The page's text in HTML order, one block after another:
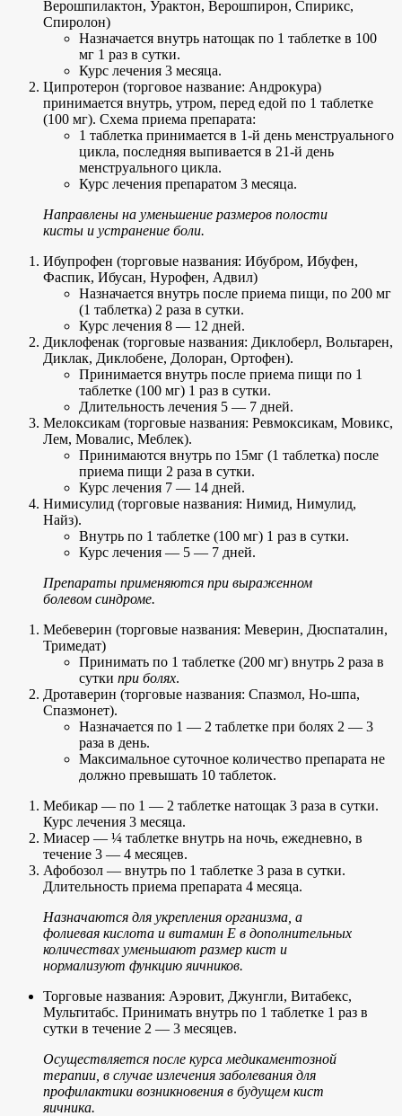
Верошпилактон, Урактон, Верошпирон, Спирикс,
Спиролон)
Назначается внутрь натощак по 1 таблетке в 100
мг 1 раз в сутки.
Курс лечения 3 месяца.
Ципротерон (торговое название: Андрокура)
принимается внутрь, утром, перед едой по 1 таблетке
(100 мг). Схема приема препарата:
1 таблетка принимается в 1-й день менструального
цикла, последняя выпивается в 21-й день
менструального цикла.
Курс лечения препаратом 3 месяца.
Направлены на уменьшение размеров полости
кисты и устранение боли.
Ибупрофен (торговые названия: Ибубром, Ибуфен,
Фаспик, Ибусан, Нурофен, Адвил)
Назначается внутрь после приема пищи, по 200 мг
(1 таблетка) 2 раза в сутки.
Курс лечения 8 — 12 дней.
Диклофенак (торговые названия: Диклоберл, Вольтарен,
Диклак, Диклобене, Долоран, Ортофен).
Принимается внутрь после приема пищи по 1
таблетке (100 мг) 1 раз в сутки.
Длительность лечения 5 — 7 дней.
Мелоксикам (торговые названия: Ревмоксикам, Мовикс,
Лем, Мовалис, Меблек).
Принимаются внутрь по 15мг (1 таблетка) после
приема пищи 2 раза в сутки.
Курс лечения 7 — 14 дней.
Нимисулид (торговые названия: Нимид, Нимулид,
Найз).
Внутрь по 1 таблетке (100 мг) 1 раз в сутки.
Курс лечения — 5 — 7 дней.
Препараты применяются при выраженном
болевом синдроме.
Мебеверин (торговые названия: Меверин, Дюспаталин,
Тримедат)
Принимать по 1 таблетке (200 мг) внутрь 2 раза в
сутки при болях.
Дротаверин (торговые названия: Спазмол, Но-шпа,
Спазмонет).
Назначается по 1 — 2 таблетке при болях 2 — 3
раза в день.
Максимальное суточное количество препарата не
должно превышать 10 таблеток.
Мебикар — по 1 — 2 таблетке натощак 3 раза в сутки.
Курс лечения 3 месяца.
Миасер — ¼ таблетке внутрь на ночь, ежедневно, в
течение 3 — 4 месяцев.
Афобозол — внутрь по 1 таблетке 3 раза в сутки.
Длительность приема препарата 4 месяца.
Назначаются для укрепления организма, а
фолиевая кислота и витамин Е в дополнительных
количествах уменьшают размер кист и
нормализуют функцию яичников.
Торговые названия: Аэровит, Джунгли, Витабекс,
Мультитабс. Принимать внутрь по 1 таблетке 1 раз в
сутки в течение 2 — 3 месяцев.
Осуществляется после курса медикаментозной
терапии, в случае излечения заболевания для
профилактики возникновения в будущем кист
яичника.